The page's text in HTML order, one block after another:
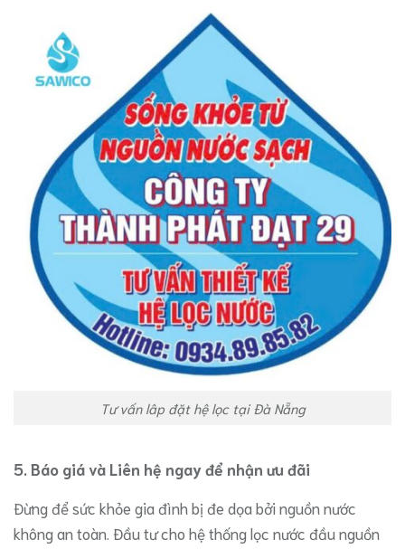
Tư vấn lâp đặt hệ lọc tại Đà Nẵng
​5. Báo giá và Liên hệ ngay để nhận ưu đãi
​Đừng để sức khỏe gia đình bị đe dọa bởi nguồn nước
không an toàn. Đầu tư cho hệ thống lọc nước đầu nguồn